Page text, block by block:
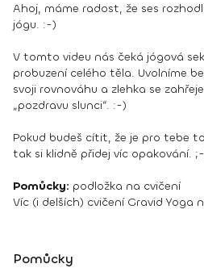
Ahoj, máme radost, že ses
jógu. :-)
V tomto videu nás čeká jógová
probuzení celého těla. Uvolníme
svoji rovnováhu a zlehka se
„pozdravu slunci“. :-)
Pokud budeš cítit, že je pro tebe
tak si klidně přidej víc opakování.
Pomůcky: podložka na cvičení
Víc (i delších) cvičení Gravid Yoga
Pomůcky